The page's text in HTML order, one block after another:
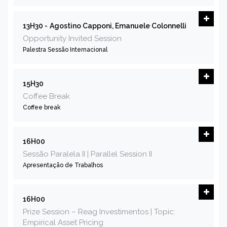
13H30 - Agostino Capponi, Emanuele Colonnelli
Opportunity Invited Session
Palestra Sessão Internacional
15H30
Coffee Break
Coffee break
16H00
Sessão Paralela II | Parallel Session II
Apresentação de Trabalhos
16H00
Prize Session – Reag Investimentos | Topic:
Empirical Asset Pricing